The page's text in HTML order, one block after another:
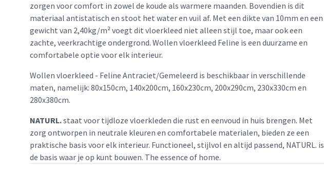
zorgen voor comfort in zowel de koude als warmere maanden. Bovendien is dit
materiaal antistatisch en stoot het water en vuil af. Met een dikte van 10mm en een
gewicht van 2,40kg/m² voegt dit vloerkleed niet alleen stijl toe, maar ook een
zachte, veerkrachtige ondergrond. Wollen vloerkleed Feline is een duurzame en
comfortabele optie voor elk interieur.
Wollen vloerkleed - Feline Antraciet/Gemeleerd is beschikbaar in verschillende
maten, namelijk: 80x150cm, 140x200cm, 160x230cm, 200x290cm, 230x330cm en
280x380cm.
NATURL.staat voor tijdloze vloerkleden die rust en eenvoud in huis brengen. Met
zorg ontworpen in neutrale kleuren en comfortabele materialen, bieden ze een
praktische basis voor elk interieur. Functioneel, stijlvol en altijd passend, NATURL. is
de basis waar je op kunt bouwen. The essence of home.